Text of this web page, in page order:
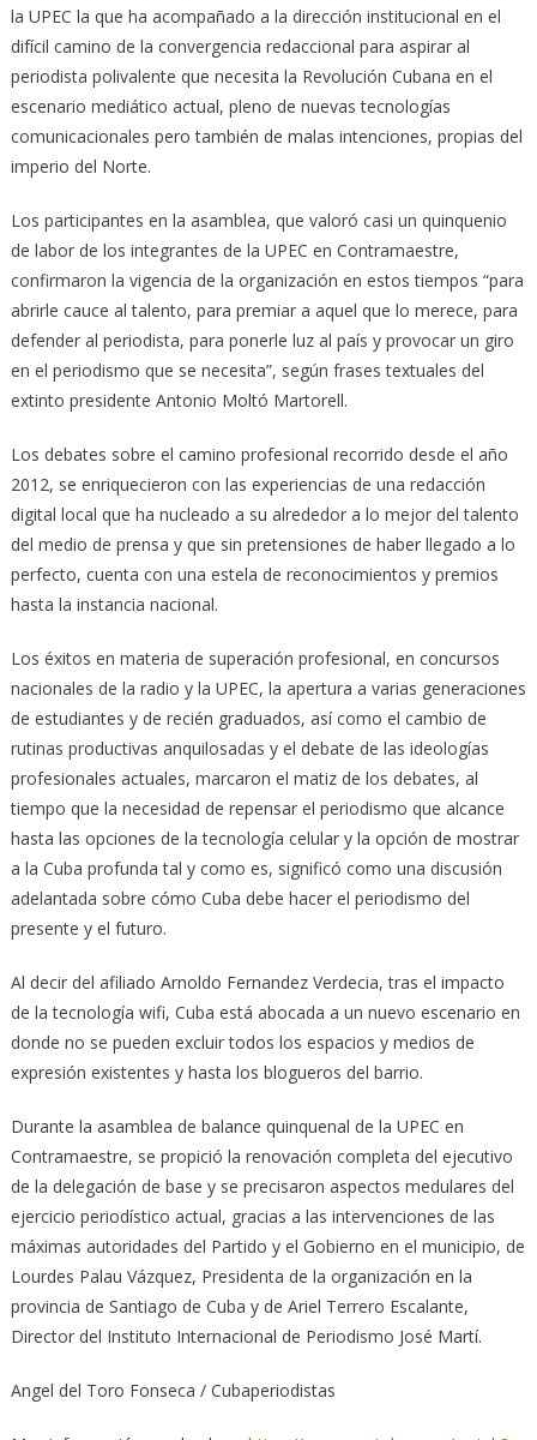
la UPEC la que ha acompañado a la dirección institucional en el
difícil camino de la convergencia redaccional para aspirar al
periodista polivalente que necesita la Revolución Cubana en el
escenario mediático actual, pleno de nuevas tecnologías
comunicacionales pero también de malas intenciones, propias del
imperio del Norte.
Los participantes en la asamblea, que valoró casi un quinquenio
de labor de los integrantes de la UPEC en Contramaestre,
confirmaron la vigencia de la organización en estos tiempos “para
abrirle cauce al talento, para premiar a aquel que lo merece, para
defender al periodista, para ponerle luz al país y provocar un giro
en el periodismo que se necesita”, según frases textuales del
extinto presidente Antonio Moltó Martorell.
Los debates sobre el camino profesional recorrido desde el año
2012, se enriquecieron con las experiencias de una redacción
digital local que ha nucleado a su alrededor a lo mejor del talento
del medio de prensa y que sin pretensiones de haber llegado a lo
perfecto, cuenta con una estela de reconocimientos y premios
hasta la instancia nacional.
Los éxitos en materia de superación profesional, en concursos
nacionales de la radio y la UPEC, la apertura a varias generaciones
de estudiantes y de recién graduados, así como el cambio de
rutinas productivas anquilosadas y el debate de las ideologías
profesionales actuales, marcaron el matiz de los debates, al
tiempo que la necesidad de repensar el periodismo que alcance
hasta las opciones de la tecnología celular y la opción de mostrar
a la Cuba profunda tal y como es, significó como una discusión
adelantada sobre cómo Cuba debe hacer el periodismo del
presente y el futuro.
Al decir del afiliado Arnoldo Fernandez Verdecia, tras el impacto
de la tecnología wifi, Cuba está abocada a un nuevo escenario en
donde no se pueden excluir todos los espacios y medios de
expresión existentes y hasta los blogueros del barrio.
Durante la asamblea de balance quinquenal de la UPEC en
Contramaestre, se propició la renovación completa del ejecutivo
de la delegación de base y se precisaron aspectos medulares del
ejercicio periodístico actual, gracias a las intervenciones de las
máximas autoridades del Partido y el Gobierno en el municipio, de
Lourdes Palau Vázquez, Presidenta de la organización en la
provincia de Santiago de Cuba y de Ariel Terrero Escalante,
Director del Instituto Internacional de Periodismo José Martí.
Angel del Toro Fonseca / Cubaperiodistas